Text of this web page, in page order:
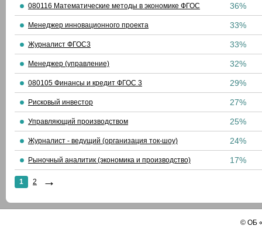
080116 Математические методы в экономике ФГОС 36%
Менеджер инновационного проекта 33%
Журналист ФГОС3 33%
Менеджер (управление) 32%
080105 Финансы и кредит ФГОС 3 29%
Рисковый инвестор 27%
Управляющий производством 25%
Журналист - ведущий (организация ток-шоу) 24%
Рыночный аналитик (экономика и производство) 17%
1 2 →
©ОБ